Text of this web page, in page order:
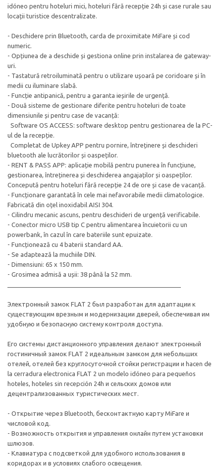
idóneo pentru hoteluri mici, hoteluri fără recepție 24h și case rurale sau
locații turistice descentralizate.
- Deschidere prin Bluetooth, carda de proximitate MiFare și cod
numeric.
- Opțiunea de a deschide și gestiona online prin instalarea de gateway-
uri.
- Tastatură retroiluminată pentru o utilizare ușoară pe coridoare și în
medii cu iluminare slabă.
- Funcție antipanică, pentru a garanta ieșirile de urgență.
- Două sisteme de gestionare diferite pentru hoteluri de toate
dimensiunile și pentru case de vacanță:
Software OS ACCESS: software desktop pentru gestionarea de la PC-
ul de la recepție.
Completat de Upkey APP pentru pornire, întreținere și deschideri
bluetooth ale lucrătorilor și oaspeților.
- RENT & PASS APP: aplicație mobilă pentru punerea în funcțiune,
gestionarea, întreținerea și deschiderea angajaților și oaspeților.
Concepută pentru hoteluri fără recepție 24 de ore și case de vacanță.
- Funcționare garantată în cele mai nefavorabile medii climatologice.
Fabricată din oțel inoxidabil AISI 304.
- Cilindru mecanic ascuns, pentru deschideri de urgență verificabile.
- Conector micro USB tip C pentru alimentarea încuietorii cu un
powerbank, în cazul în care bateriile sunt epuizate.
- Funcționează cu 4 baterii standard AA.
- Se adaptează la muchiile DIN.
- Dimensiuni: 65 x 150 mm.
- Grosimea admisă a ușii: 38 până la 52 mm.
Электронный замок FLAT 2 был разработан для адаптации к
существующим врезным и модернизации дверей, обеспечивая им
удобную и безопасную систему контроля доступа.
Его системы дистанционного управления делают электронный
гостиничный замок FLAT 2 идеальным замком для небольших
отелей, отелей без круглосуточной стойки регистрации и hacen de
la cerradura electronica FLAT 2 un modelo idóneo para pequeños
hoteles, hoteles sin recepción 24h и сельских домов или
децентрализованных туристических мест.
- Открытие через Bluetooth, бесконтактную карту MiFare и
числовой код.
- Возможность открытия и управления онлайн путем установки
шлюзов.
- Клавиатура с подсветкой для удобного использования в
коридорах и в условиях слабого освещения.